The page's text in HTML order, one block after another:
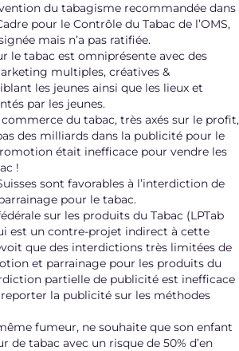
du tabagisme recommandée dans
pour le Contrôle du Tabac de l’OMS,
mais n’a pas ratifiée.
le tabac est omniprésente avec des
multiples, créatives &
les jeunes ainsi que les lieux et
par les jeunes.
commerce du tabac, très axés sur le profit,
des milliards dans la publicité pour le
était inefficace pour vendre les
!
sont favorables à l’interdiction de
pour le tabac.
sur les produits du Tabac (LPTab
est un contre-projet indirect à cette
que des interdictions très limitées de
et parrainage pour les produits du
partielle de publicité est inefficace
la publicité sur les méthodes
fumeur, ne souhaite que son enfant
de tabac avec un risque de 50% d’en